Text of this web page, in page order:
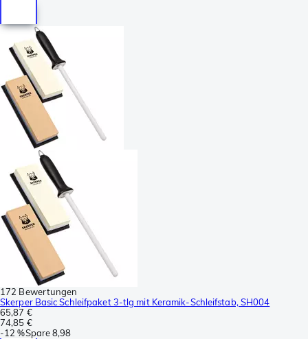
172 Bewertungen
Skerper Basic Schleifpaket 3-tlg mit Keramik-Schleifstab, SH004
65,87 €
74,85 €
-12 %Spare8,98